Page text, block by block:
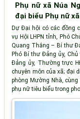
Phụ nữ xã Núa
đại biểu Phụ nữ
Dự Đại hội có các đồng
vụ Hội LHPN tỉnh, Phó
Quang Thắng – Bí thư
Phó Bí thư Đảng ủy,
Đảng ủy, Thường trực
chuyên môn của xã; đại
phòng Mường Nhà , cùng
phụ nữ tiêu biểu trong